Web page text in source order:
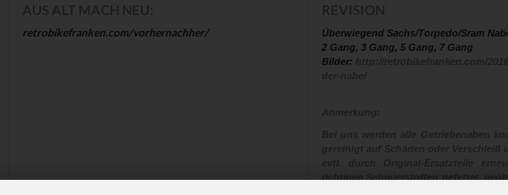
retrobikefranken.com/vorhernachher/
Überwiegend Sachs/Torpedo/Sram
2 Gang, 3 Gang, 5 Gang, 7 Gang
Bilder: